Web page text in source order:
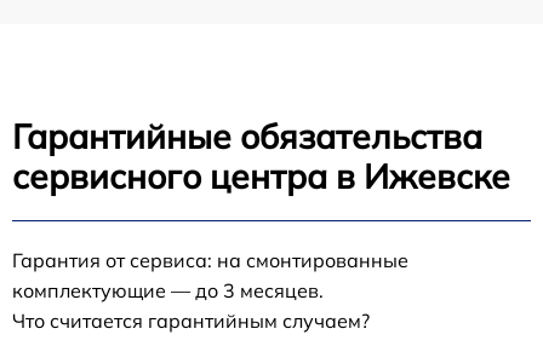
Гарантийные обязательства
сервисного центра в Ижевске
Гарантия от сервиса: на смонтированные
комплектующие — до 3 месяцев.
Что считается гарантийным случаем?